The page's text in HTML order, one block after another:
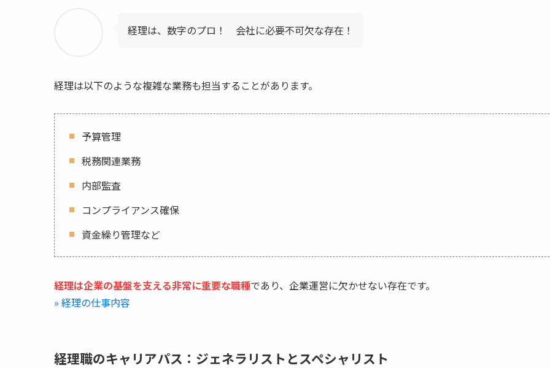
経理は、数字のプロ！ 会社に必要不可欠な存在！
経理は以下のような複雑な業務も担当することがあります。
予算管理
税務関連業務
内部監査
コンプライアンス確保
資金繰り管理など
経理は企業の基盤を支える非常に重要な職種であり、企業運営に欠かせない存在です。
» 経理の仕事内容
経理職のキャリアパス：ジェネラリストとスペシャリスト